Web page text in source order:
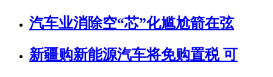
汽车业消除空“芯”化尴尬箭在弦
新疆购新能源汽车将免购置税 可